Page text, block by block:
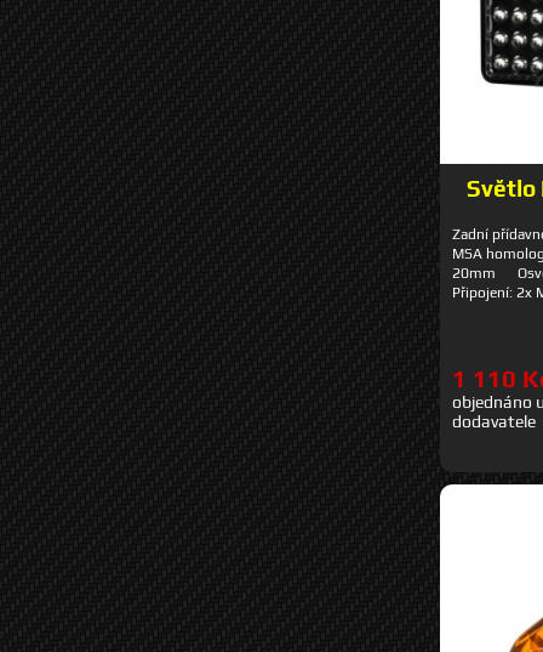
Světlo
Zadní
MSA
20mm
Připojení: 2x
1 110
objednáno u
dodavatele